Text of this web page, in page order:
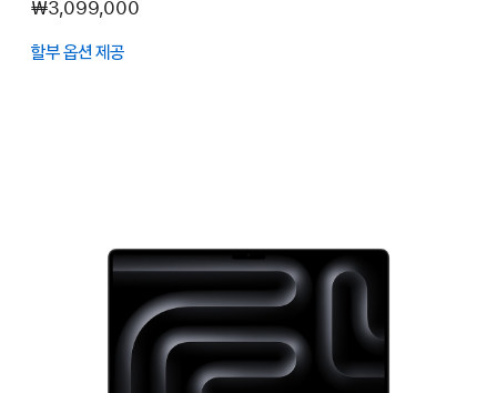
₩3,099,000
할부 옵션 제공